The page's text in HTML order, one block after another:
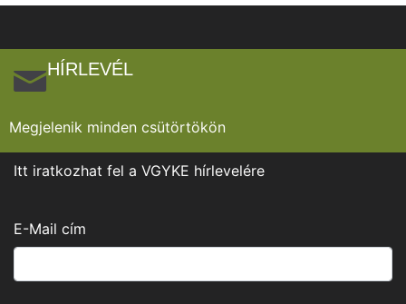
HÍRLEVÉL
Megjelenik minden csütörtökön
Itt iratkozhat fel a VGYKE hírlevelére
E-Mail cím